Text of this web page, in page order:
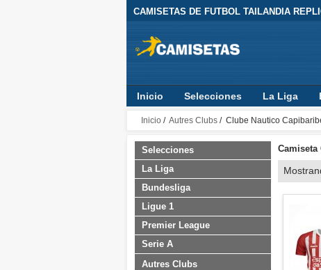
CAMISETAS DE FUTBOL TAILANDIA
Inicio Selecciones La Liga
Inicio / Autres Clubs / Clube Nautico
Selecciones
La Liga
Bundesliga
Ligue 1
Premier League
Serie A
Autres Clubs
Camiseta